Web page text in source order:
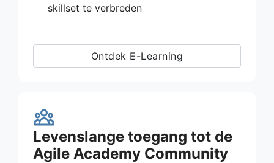
skillset te verbreden
Ontdek E-Learning
Levenslange toegang tot de
Agile Academy Community